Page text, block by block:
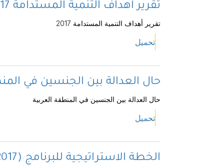
تقرير أهداف التنمية المستدامة 2017
تقرير أهداف التنمية المستدامة 2017
تحميل
حال العدالة بين الجنسين في
حال العدالة بين الجنسين في المنطقة العربية
تحميل
الخطة الاستراتيجية للبرنامج (2017-2021)